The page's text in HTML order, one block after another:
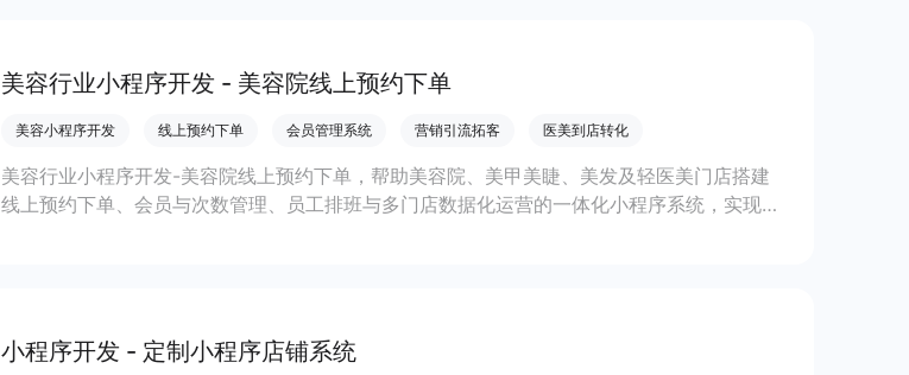
美容行业小程序开发 - 美容院线上预约下单
美容小程序开发 线上预约下单 会员管理系统 营销引流拓客 医美到店转化
美容行业小程序开发-美容院线上预约下单，帮助美容院、美甲美睫、美发及轻医美门店搭建
线上预约下单、会员与次数管理、员工排班与多门店数据化运营的一体化小程序系统，实现低
小程序开发 - 定制小程序店铺系统